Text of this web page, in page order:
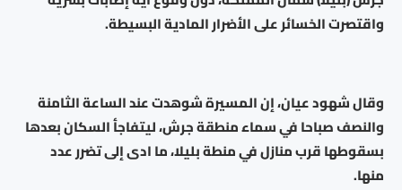
واقتصرت الخسائر على الأضرار المادية البسيطة.
وقال شهود عيان، إن المسيرة شوهدت عند الساعة الثامنة
والنصف صباحا في سماء منطقة جرش، ليتفاجأ السكان بعدها
بسقوطها قرب منازل في منطة بليلا، ما ادى إلى تضرر عدد
منها.